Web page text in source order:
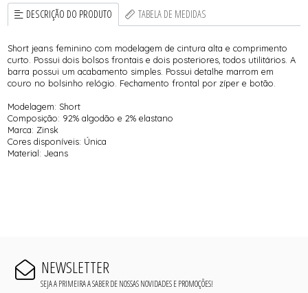
DESCRIÇÃO DO PRODUTO TABELA DE MEDIDAS
Short jeans feminino com modelagem de cintura alta e comprimento
curto. Possui dois bolsos frontais e dois posteriores, todos utilitários. A
barra possui um acabamento simples. Possui detalhe marrom em
couro no bolsinho relógio. Fechamento frontal por zíper e botão.
Modelagem: Short
Composição: 92% algodão e 2% elastano
Marca: Zinsk
Cores disponíveis: Única
Material: Jeans
NEWSLETTER
SEJA A PRIMEIRA A SABER DE NOSSAS NOVIDADES E PROMOÇÕES!